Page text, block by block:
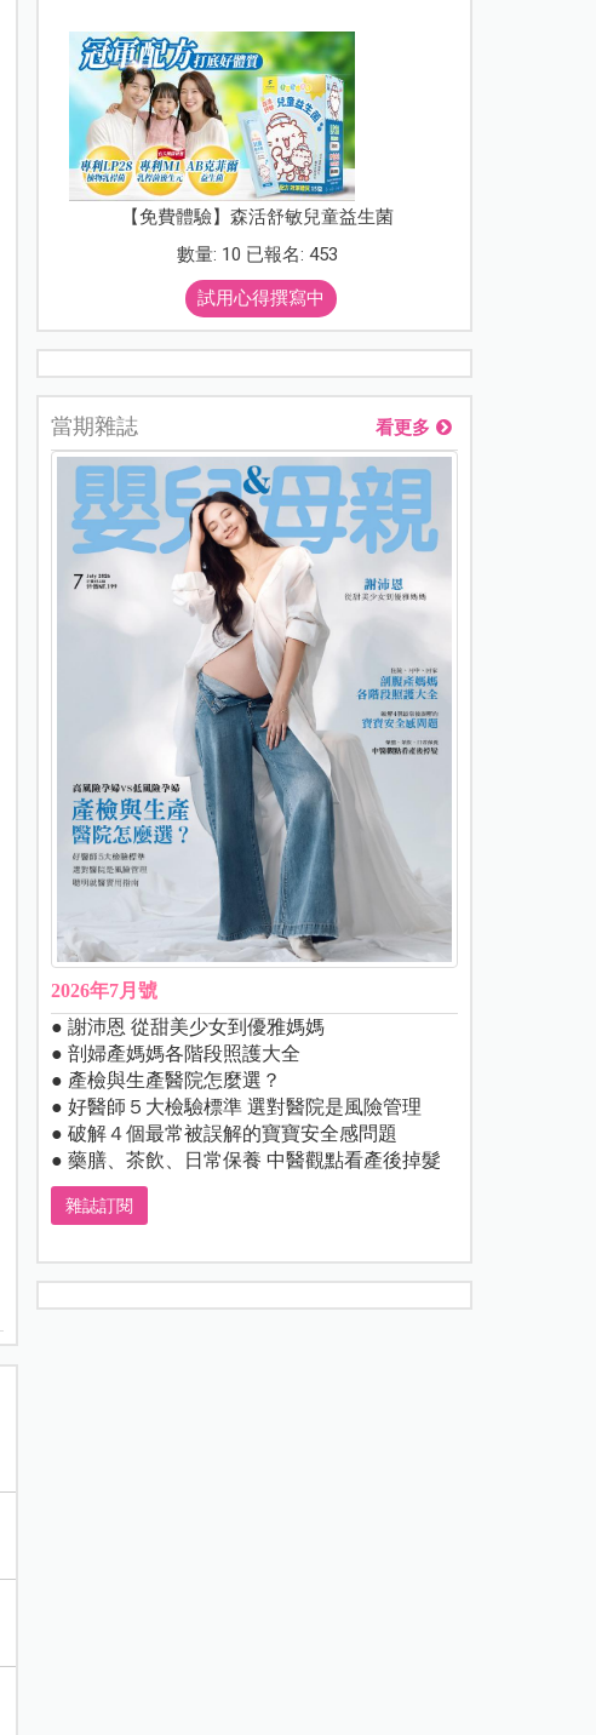
【免費體驗】森活舒敏兒童益生菌
數量: 10 已報名: 453
試用心得撰寫中
當期雜誌 看更多
2026年7月號
● 謝沛恩 從甜美少女到優雅媽媽
● 剖婦產媽媽各階段照護大全
● 產檢與生產醫院怎麼選？
● 好醫師５大檢驗標準 選對醫院是風險管理
● 破解４個最常被誤解的寶寶安全感問題
● 藥膳、茶飲、日常保養 中醫觀點看產後掉髮
雜誌訂閱